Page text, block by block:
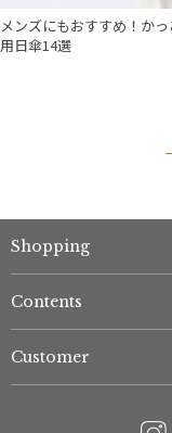
メンズにもおすすめ！か
用日傘14選
Shopping
Contents
Customer